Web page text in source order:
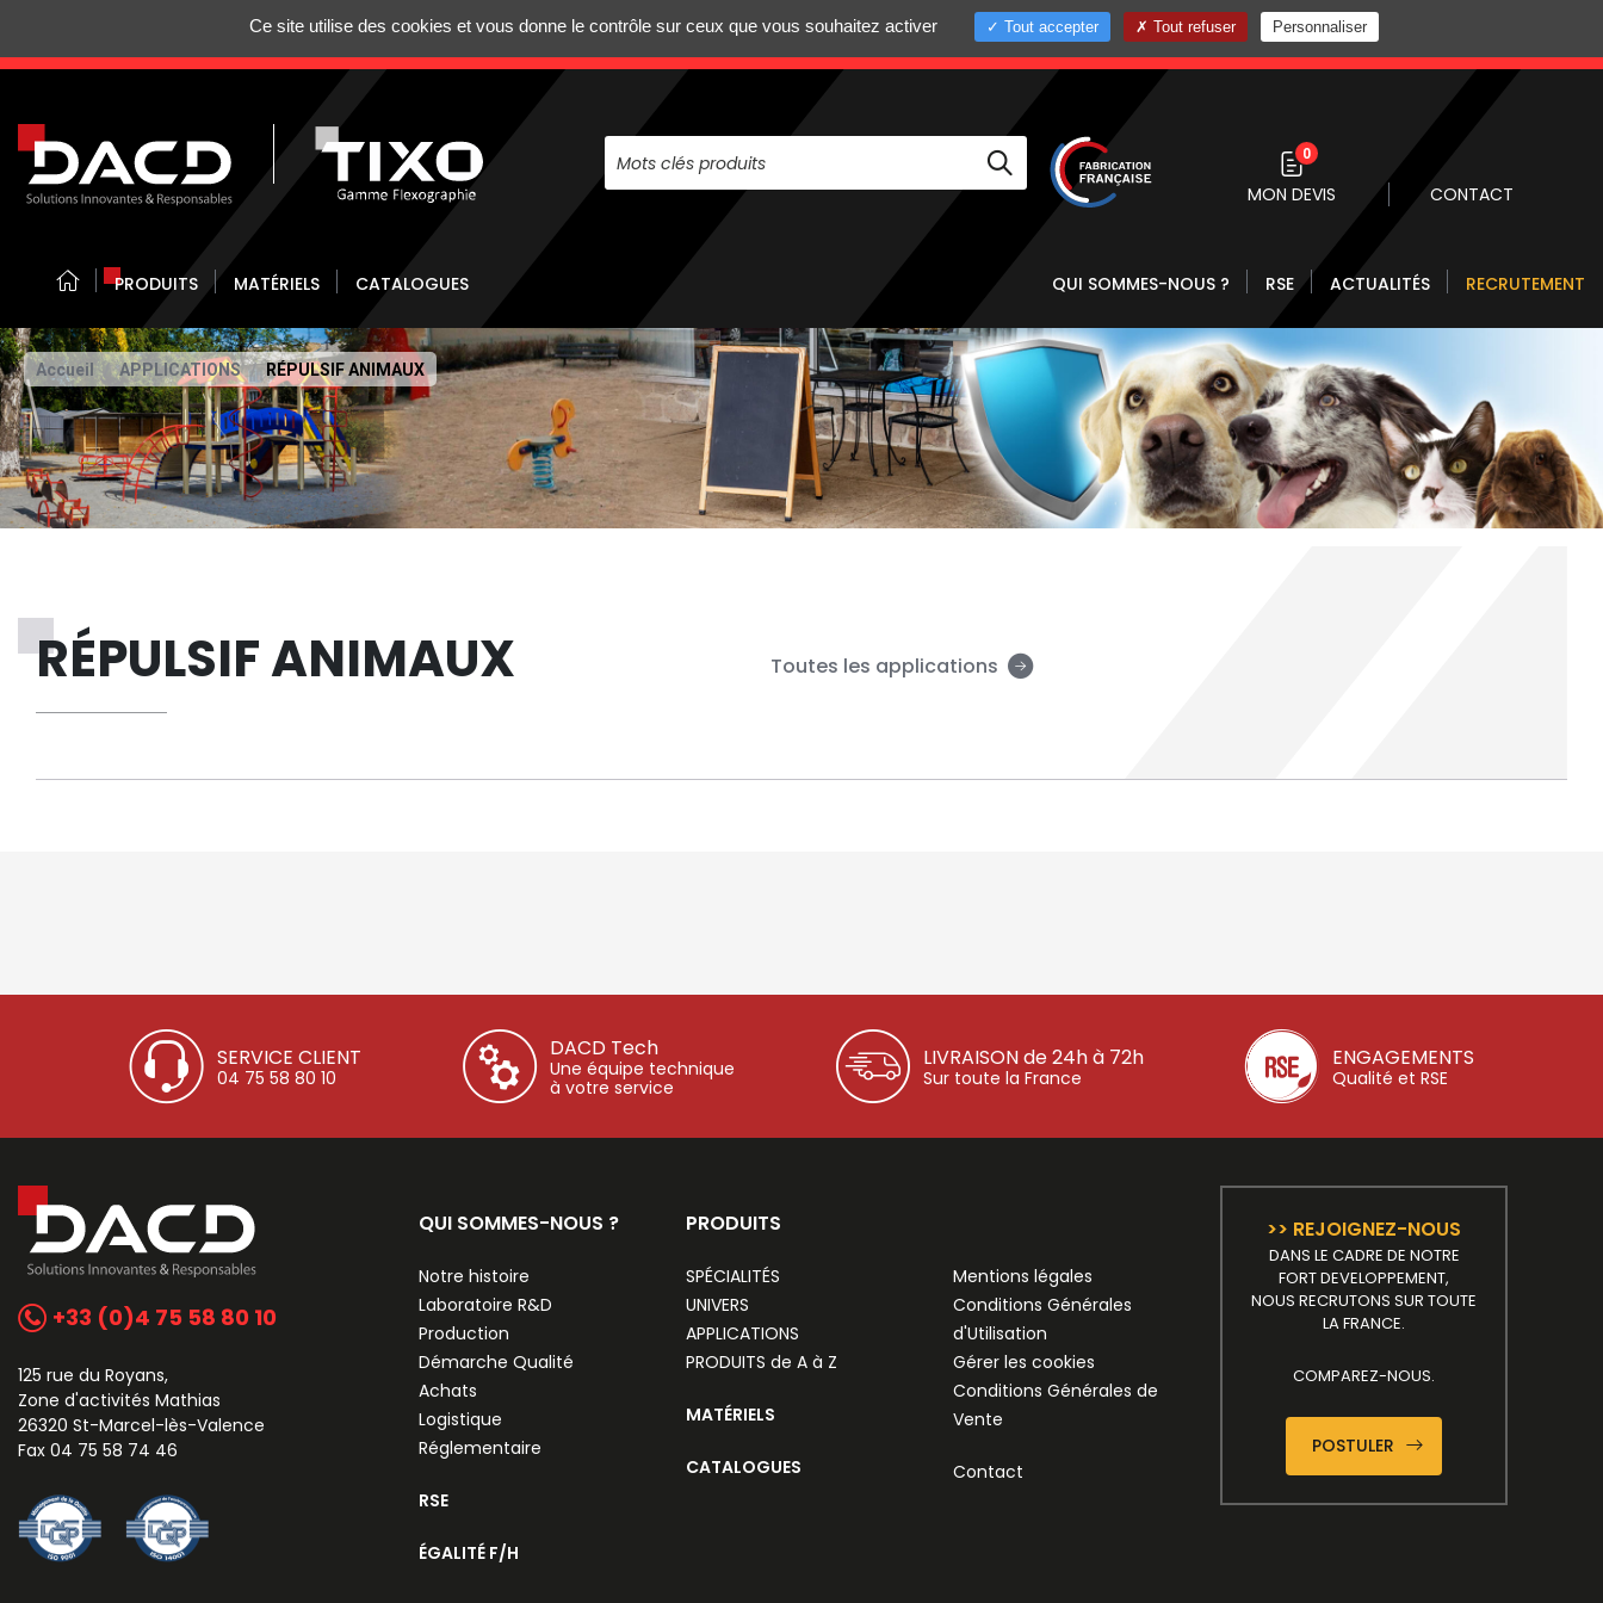
N'HÉSITEZ PAS À NOUS CONTACTER AU +33 (0)4 75 58 80 10
0
MON DEVIS CONTACT
PRODUITS MATÉRIELS CATALOGUES QUI SOMMES-NOUS ? RSE ACTUALITÉS RECRUTEMENT
Accueil APPLICATIONS RÉPULSIF ANIMAUX
RÉPULSIF ANIMAUX Toutes les applications
SERVICE CLIENT
04 75 58 80 10
DACD Tech
Une équipe technique
à votre service
LIVRAISON de 24h à 72h
Sur toute la France
ENGAGEMENTS
Qualité et RSE
+33 (0)4 75 58 80 10
125 rue du Royans,
Zone d'activités Mathias
26320 St-Marcel-lès-Valence
Fax 04 75 58 74 46
QUI SOMMES-NOUS ?
Notre histoire
Laboratoire R&D
Production
Démarche Qualité
Achats
Logistique
Réglementaire
RSE
ÉGALITÉ F/H
PRODUITS
SPÉCIALITÉS
UNIVERS
APPLICATIONS
PRODUITS de A à Z
MATÉRIELS
CATALOGUES
Mentions légales
Conditions Générales
d'Utilisation
Gérer les cookies
Conditions Générales de
Vente
Contact
>> REJOIGNEZ-NOUS
DANS LE CADRE DE NOTRE
FORT DEVELOPPEMENT,
NOUS RECRUTONS SUR TOUTE
LA FRANCE.
COMPAREZ-NOUS.
POSTULER
Ce site utilise des cookies et vous donne le contrôle sur ceux que vous souhaitez activer Tout accepter Tout refuser Personnaliser